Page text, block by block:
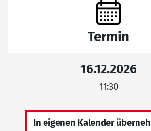
Termin
16.12.2026
11:30
In eigenen Kalender